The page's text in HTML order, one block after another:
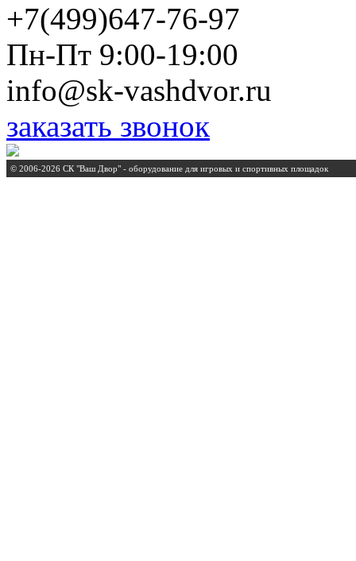
+7(499)647-76-97
Пн-Пт 9:00-19:00
info@sk-vashdvor.ru
заказать звонок
© 2006-2026 СК "Ваш Двор" - оборудование для игровых и спортивных площадок